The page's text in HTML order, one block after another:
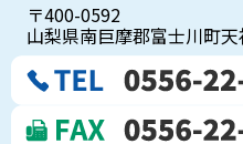
〒400-0592
山梨県南巨摩郡富士川町